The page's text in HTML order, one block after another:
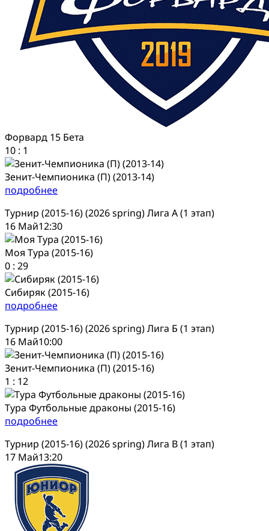
Форвард 15 Бета
10 : 1
Зенит-Чемпионика (П) (2013-14)
подробнее
Турнир (2015-16) (2026 spring) Лига А (1 этап)
16 Май12:30
Моя Тура (2015-16)
0 : 29
Сибиряк (2015-16)
подробнее
Турнир (2015-16) (2026 spring) Лига Б (1 этап)
16 Май10:00
Зенит-Чемпионика (П) (2015-16)
1 : 12
Тура Футбольные драконы (2015-16)
подробнее
Турнир (2015-16) (2026 spring) Лига В (1 этап)
17 Май13:20